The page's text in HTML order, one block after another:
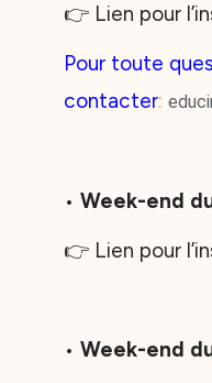
👉 Lien pour
Pour toute
contacter:
• Week-end
👉 Lien pour
• Week-end